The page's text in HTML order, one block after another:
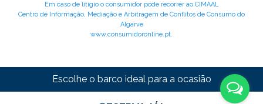
Em caso de litígio o consumidor pode recorrer ao CIMAAL
Centro de Informação, Mediação e Arbitragem de Conflitos de Consumo do
Algarve
www.consumidoronline.pt.
Escolhe o barco ideal para a ocasião